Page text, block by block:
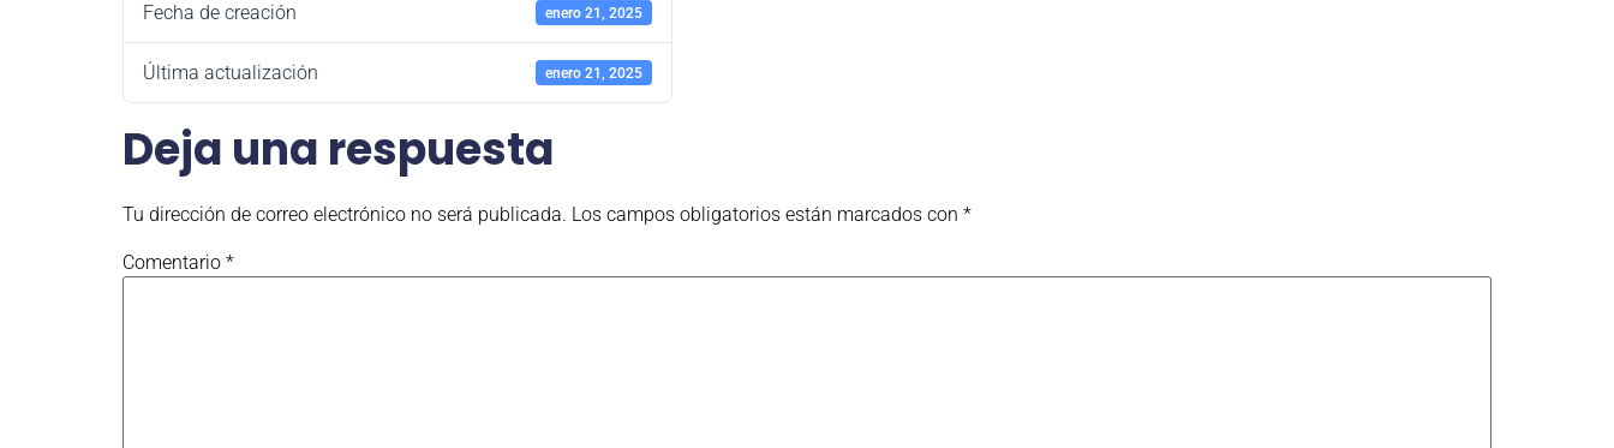
Fecha de creación enero 21, 2025
Última actualización enero 21, 2025
Deja una respuesta
Tu dirección de correo electrónico no será publicada. Los campos obligatorios están marcados con *
Comentario *